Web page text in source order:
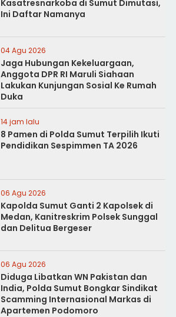
Kasatresnarkoba di Sumut Dimutasi,
Ini Daftar Namanya
04 Agu 2026
Jaga Hubungan Kekeluargaan,
Anggota DPR RI Maruli Siahaan
Lakukan Kunjungan Sosial Ke Rumah
Duka
14 jam lalu
8 Pamen di Polda Sumut Terpilih Ikuti
Pendidikan Sespimmen TA 2026
06 Agu 2026
Kapolda Sumut Ganti 2 Kapolsek di
Medan, Kanitreskrim Polsek Sunggal
dan Delitua Bergeser
06 Agu 2026
Diduga Libatkan WN Pakistan dan
India, Polda Sumut Bongkar Sindikat
Scamming Internasional Markas di
Apartemen Podomoro